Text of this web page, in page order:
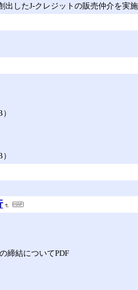
出したJ-クレジットの販売仲介を実施
締結についてPDF